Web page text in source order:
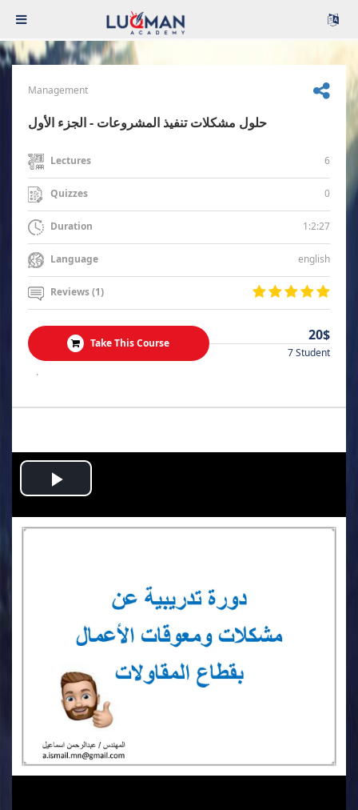
Management
حلول مشكلات تنفيذ المشروعات - الجزء الأول
Lectures 6
Quizzes 0
Duration 1:2:27
Language english
Reviews (1)
Take This Course 20$
7 Student
.
Play
Video